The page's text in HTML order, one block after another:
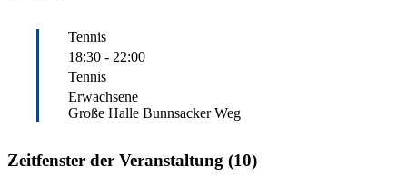
Tennis
18:30 - 22:00
Tennis
Erwachsene
Große Halle Bunnsacker Weg
Zeitfenster der Veranstaltung (10)